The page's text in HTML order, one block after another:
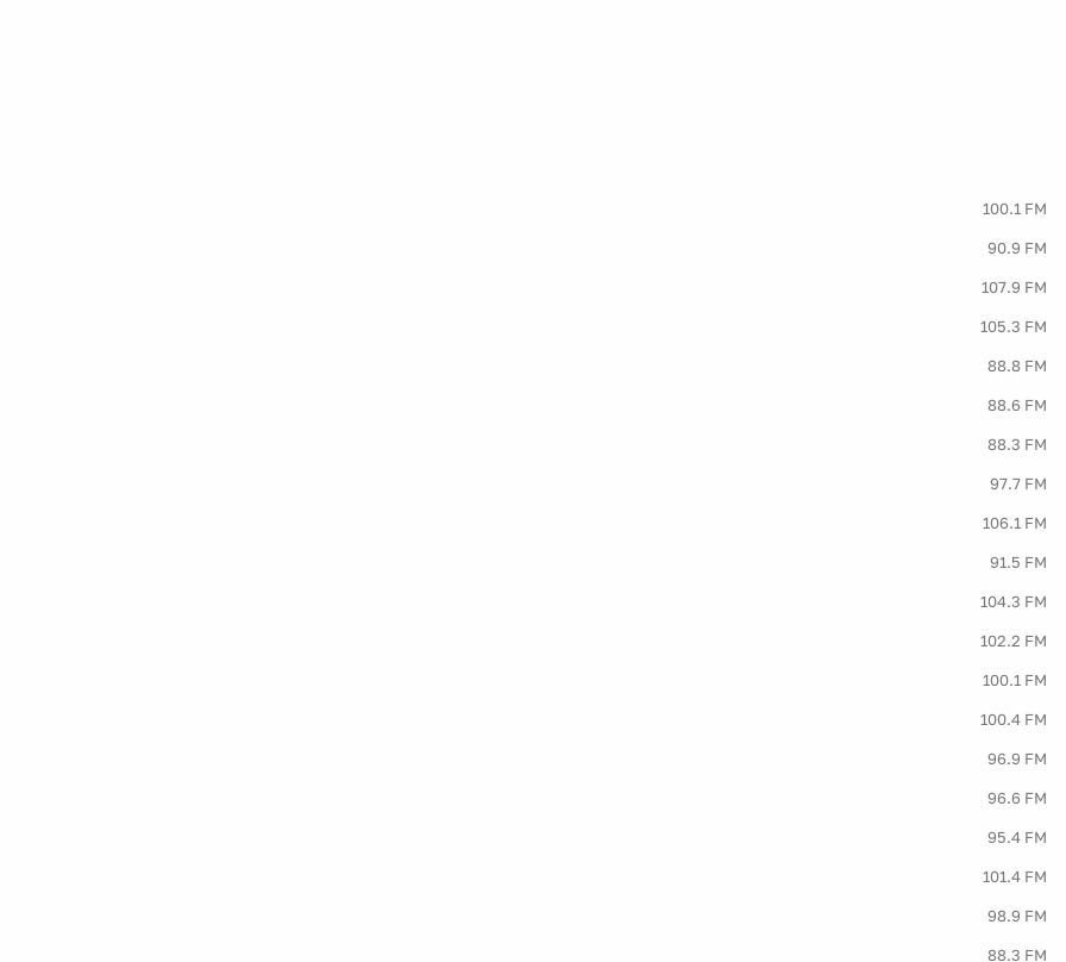
100.1 FM
90.9 FM
107.9 FM
105.3 FM
88.8 FM
88.6 FM
88.3 FM
97.7 FM
106.1 FM
91.5 FM
104.3 FM
102.2 FM
100.1 FM
100.4 FM
96.9 FM
96.6 FM
95.4 FM
101.4 FM
98.9 FM
88.3 FM